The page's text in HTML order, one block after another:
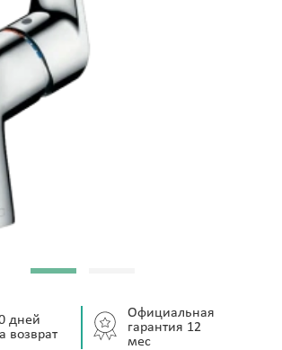
дней
возврат
Официальная
гарантия 12
мес